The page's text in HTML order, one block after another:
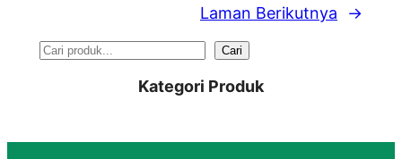
Laman Berikutnya →
S
r
Cari
Kategori Produk